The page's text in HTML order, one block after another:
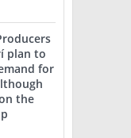
plan to
for
the